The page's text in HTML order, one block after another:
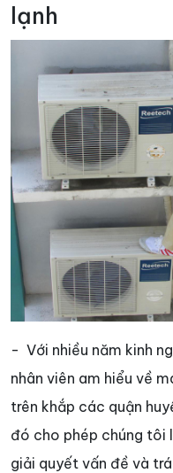
lạnh
- Với nhiều năm kinh
nhân viên am hiểu về
trên khắp các quận
đó cho phép chúng tôi
giải quyết vấn đề và